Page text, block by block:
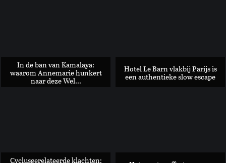
In de ban van Kamalaya:
waarom Annemarie hunkert
naar deze Wel...
Hotel Le Barn vlakbij Parijs is
een authentieke slow escape
Cyclusgerelateerde klachten: